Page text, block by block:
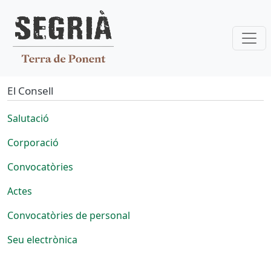
El Consell
Salutació
Corporació
Convocatòries
Actes
Convocatòries de personal
Seu electrònica